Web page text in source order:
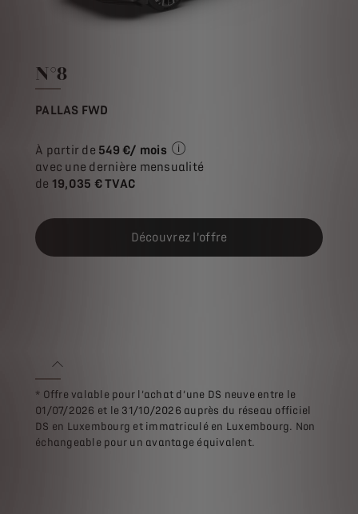
N°8
PALLAS FWD
À partir de 549 €/ mois
Exemple illustratif du produit
avec une dernière mensualité
de 19,035 € TVAC
Découvrez l'offre
* Offre valable pour l’achat d’une DS neuve entre le
01/07/2026 et le 31/10/2026 auprès du réseau officiel
DS en Luxembourg et immatriculé en Luxembourg. Non
échangeable pour un avantage équivalent.